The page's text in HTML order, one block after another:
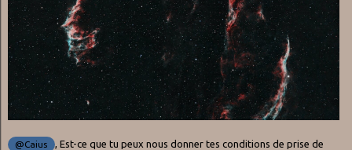
@Caius
, Est-ce que tu peux nous donner tes conditions de prise de